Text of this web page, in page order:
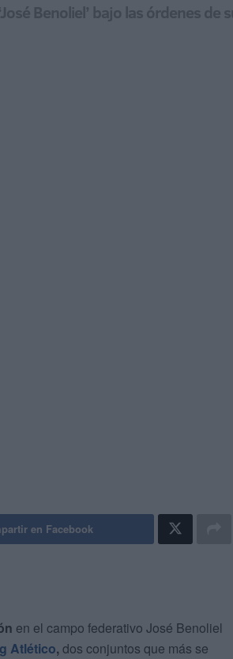
Benoliel’ bajo las órdenes de
en Facebook
en el campo federativo José Benoliel
Atlético, dos conjuntos que más se